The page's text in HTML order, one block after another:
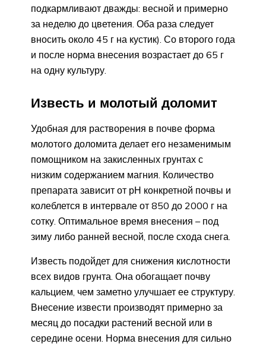
подкармливают дважды: весной и примерно
за неделю до цветения. Оба раза следует
вносить около 45 г на кустик). Со второго года
и после норма внесения возрастает до 65 г
на одну культуру.
Известь и молотый доломит
Удобная для растворения в почве форма
молотого доломита делает его незаменимым
помощником на закисленных грунтах с
низким содержанием магния. Количество
препарата зависит от рН конкретной почвы и
колеблется в интервале от 850 до 2000 г на
сотку. Оптимальное время внесения – под
зиму либо ранней весной, после схода снега.
Известь подойдет для снижения кислотности
всех видов грунта. Она обогащает почву
кальцием, чем заметно улучшает ее структуру.
Внесение извести производят примерно за
месяц до посадки растений весной или в
середине осени. Норма внесения для сильно